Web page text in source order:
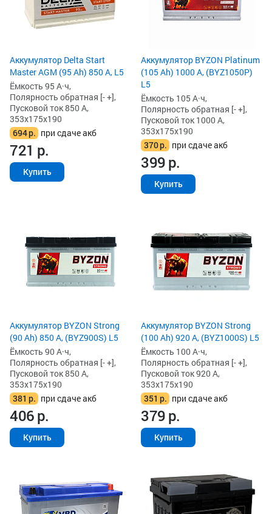
Аккумулятор Delta Start
Master AGM (95 Ah) 850 А, L5
Ёмкость 95 А·ч,
Полярность обратная [- +],
Пусковой ток 850 А,
353x175x190
694р. при сдаче акб
721 р.
Купить
Аккумулятор BYZON Platinum
(105 Ah) 1000 А, (BYZ1050P)
L5
Ёмкость 105 А·ч,
Полярность обратная [- +],
Пусковой ток 1000 А,
353x175x190
370р. при сдаче акб
399р.
Купить
Аккумулятор BYZON Strong
(90 Ah) 850 А, (BYZ900S) L5
Ёмкость 90 А·ч,
Полярность обратная [- +],
Пусковой ток 850 А,
353x175x190
381 р. при сдаче акб
406р.
Купить
Аккумулятор BYZON Strong
(100 Ah) 920 А, (BYZ1000S) L5
Ёмкость 100 А·ч,
Полярность обратная [- +],
Пусковой ток 920 А,
353x175x190
351 р. при сдаче акб
379р.
Купить